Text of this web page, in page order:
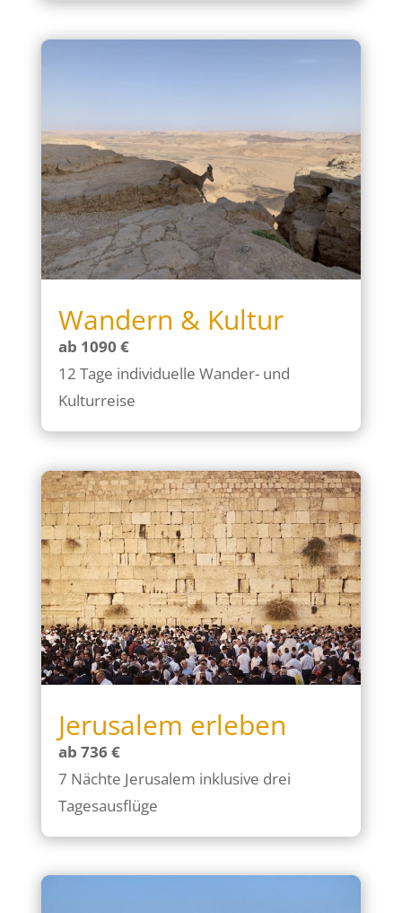
Wandern & Kultur
ab 1090 €
12 Tage individuelle Wander- und
Kulturreise
Jerusalem erleben
ab 736 €
7 Nächte Jerusalem inklusive drei
Tagesausflüge